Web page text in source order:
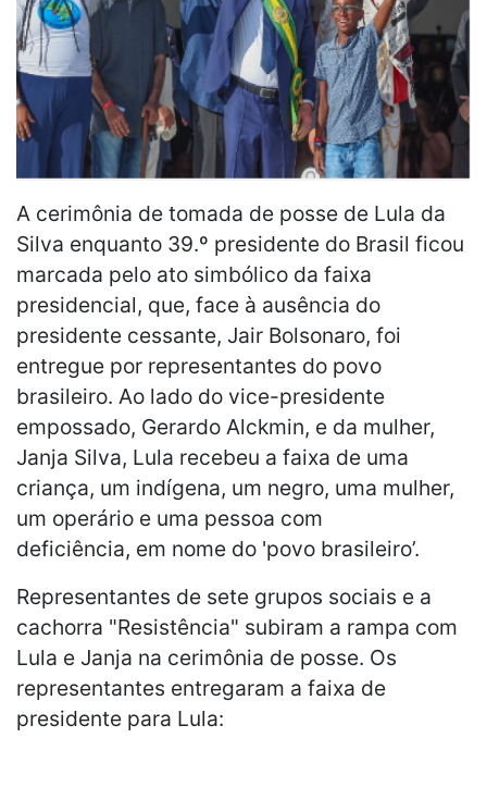
A cerimônia de tomada de posse de Lula da
Silva enquanto 39.º presidente do Brasil ficou
marcada pelo ato simbólico da faixa
presidencial, que, face à ausência do
presidente cessante, Jair Bolsonaro, foi
entregue por representantes do povo
brasileiro. Ao lado do vice-presidente
empossado, Gerardo Alckmin, e da mulher,
Janja Silva, Lula recebeu a faixa de uma
criança, um indígena, um negro, uma mulher,
um operário e uma pessoa com
deficiência, em nome do 'povo brasileiro’.
Representantes de sete grupos sociais e a
cachorra "Resistência" subiram a rampa com
Lula e Janja na cerimônia de posse. Os
representantes entregaram a faixa de
presidente para Lula: